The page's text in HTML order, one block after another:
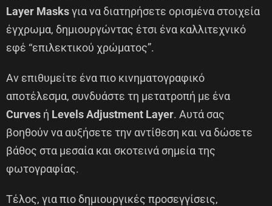
Layer Masksγια να διατηρήσετε ορισμένα στοιχεία
έγχρωμα, δημιουργώντας έτσι ένα καλλιτεχνικό
εφέ “επιλεκτικού χρώματος”.
Αν επιθυμείτε ένα πιο κινηματογραφικό
αποτέλεσμα, συνδυάστε τη μετατροπή με ένα
Curves ή Levels Adjustment Layer. Αυτά σας
βοηθούν να αυξήσετε την αντίθεση και να δώσετε
βάθος στα μεσαία και σκοτεινά σημεία της
φωτογραφίας.
Τέλος, για πιο δημιουργικές προσεγγίσεις,